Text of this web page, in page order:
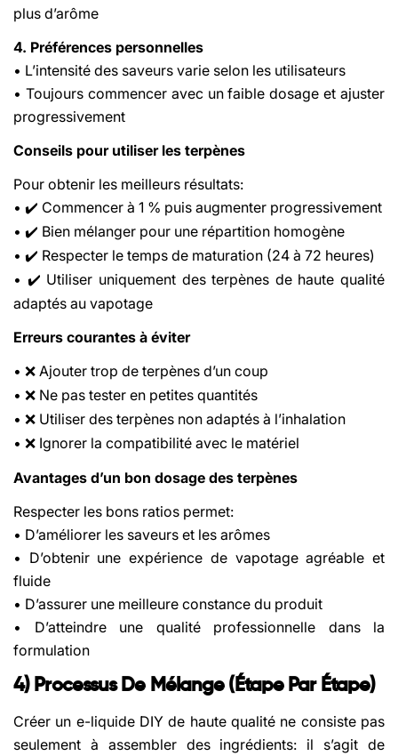
plus d’arôme
4. Préférences personnelles
• L’intensité des saveurs varie selon les utilisateurs
• Toujours commencer avec un faible dosage et ajuster
progressivement
Conseils pour utiliser les terpènes
Pour obtenir les meilleurs résultats:
• ✔️ Commencer à 1 % puis augmenter progressivement
• ✔️ Bien mélanger pour une répartition homogène
• ✔️ Respecter le temps de maturation (24 à 72 heures)
• ✔️ Utiliser uniquement des terpènes de haute qualité
adaptés au vapotage
Erreurs courantes à éviter
• ❌ Ajouter trop de terpènes d’un coup
• ❌ Ne pas tester en petites quantités
• ❌ Utiliser des terpènes non adaptés à l’inhalation
• ❌ Ignorer la compatibilité avec le matériel
Avantages d’un bon dosage des terpènes
Respecter les bons ratios permet:
• D’améliorer les saveurs et les arômes
• D’obtenir une expérience de vapotage agréable et
fluide
• D’assurer une meilleure constance du produit
• D’atteindre une qualité professionnelle dans la
formulation
4) Processus De Mélange (étape Par Étape)
Créer un e-liquide DIY de haute qualité ne consiste pas
seulement à assembler des ingrédients: il s’agit de